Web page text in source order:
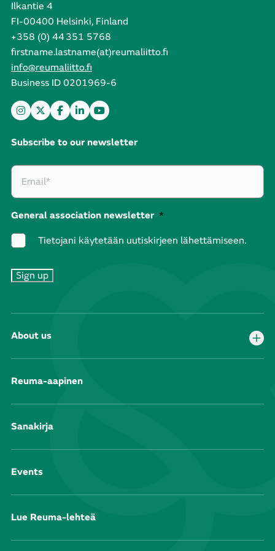
Ilkantie 4
FI-00400 Helsinki, Finland
+358 (0) 44 351 5768
firstname.lastname(at)reumaliitto.fi
info@reumaliitto.fi
Business ID 0201969-6
Subscribe to our newsletter
General association newsletter *
Tietojani käytetään uutiskirjeen lähettämiseen.
About us
Reuma-aapinen
Sanakirja
Events
Lue Reuma-lehteä